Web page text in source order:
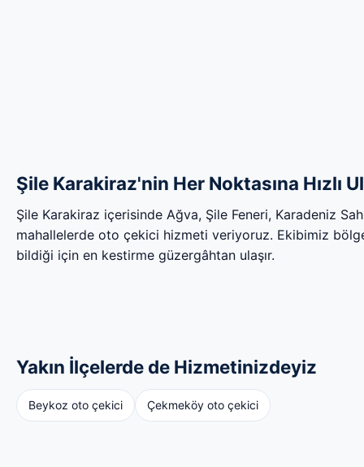
Şile Karakiraz'nin Her Noktasına Hızlı
Şile Karakiraz içerisinde Ağva, Şile Feneri, Karadeniz
mahallelerde oto çekici hizmeti veriyoruz. Ekibimiz
bildiği için en kestirme güzergâhtan ulaşır.
Yakın İlçelerde de Hizmetinizdeyiz
Beykoz oto çekici Çekmeköy oto çekici